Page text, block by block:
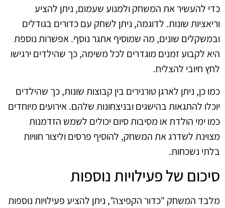
כדי להעשיר את המשחק ולמנוע שעמום, ניתן להציע
וריאציות שונות. לדוגמה, ניתן לשחק עם כדורים בגודלים
ובמשקלים שונים, מה שמוסיף אתגר נוסף. אפשרות נוספת
היא לקבוע זמנים מוגדרים לכל משימה, כך שהילדים ירגישו
לחץ חיובי להצליח.
כמו כן, ניתן לארגן טורנירים בין קבוצות שונות, כך שהילדים
יוכלו להתגאות בהישגים ובניצחונות שלהם. אירועים מיוחדים
כמו ימי הולדת או מסיבות סיום יכולים לשמש הזדמנות
מצוינת לשדרג את המשחק, להוסיף פרסים וליצור חוויות
בלתי נשכחות.
סיכום של פעילויות נוספות
מלבד המשחק "כדור הקפיצה", ניתן להציע פעילויות נוספות